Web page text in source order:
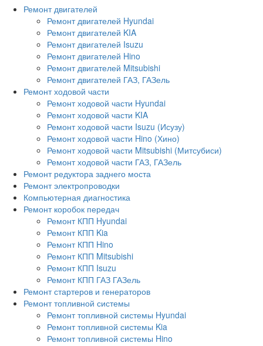
Ремонт двигателей
Ремонт двигателей Hyundai
Ремонт двигателей KIA
Ремонт двигателей Isuzu
Ремонт двигателей Hino
Ремонт двигателей Mitsubishi
Ремонт двигателей ГАЗ, ГАЗель
Ремонт ходовой части
Ремонт ходовой части Hyundai
Ремонт ходовой части KIA
Ремонт ходовой части Isuzu (Исузу)
Ремонт ходовой части Hino (Хино)
Ремонт ходовой части Mitsubishi (Митсубиси)
Ремонт ходовой части ГАЗ, ГАЗель
Ремонт редуктора заднего моста
Ремонт электропроводки
Компьютерная диагностика
Ремонт коробок передач
Ремонт КПП Hyundai
Ремонт КПП Kia
Ремонт КПП Hino
Ремонт КПП Mitsubishi
Ремонт КПП Isuzu
Ремонт КПП ГАЗ ГАЗель
Ремонт стартеров и генераторов
Ремонт топливной системы
Ремонт топливной системы Hyundai
Ремонт топливной системы Kia
Ремонт топливной системы Hino